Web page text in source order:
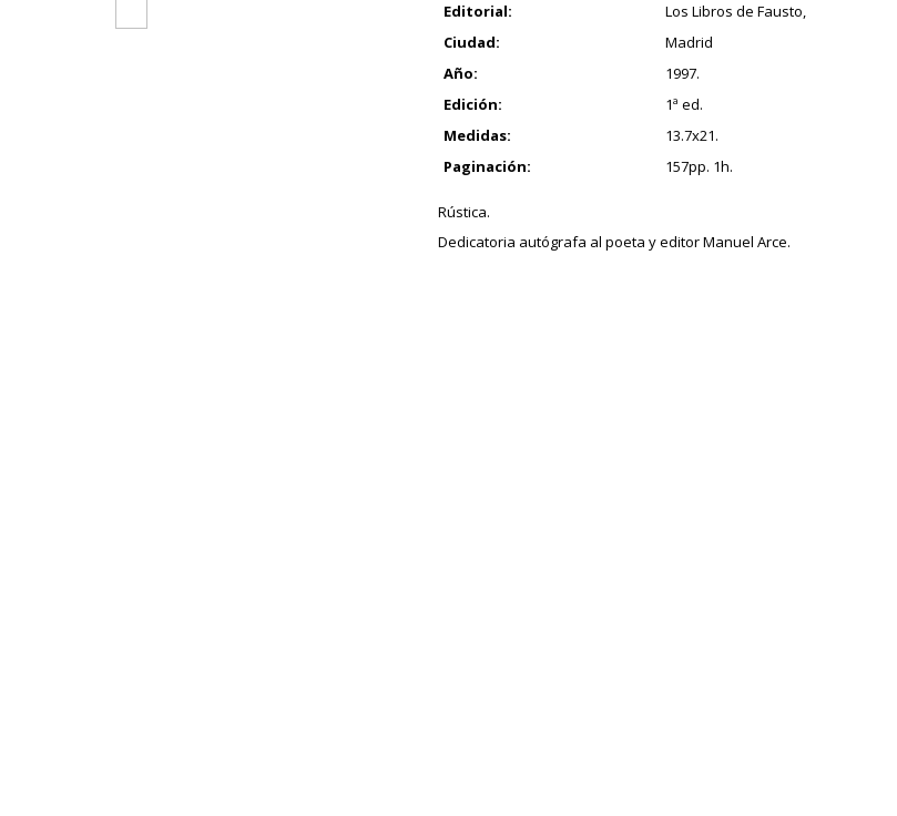
Editorial:
Los Libros de Fausto,
Ciudad:
Madrid
Año:
1997.
Edición:
1ª ed.
Medidas:
13.7x21.
Paginación:
157pp. 1h.
Rústica.
Dedicatoria autógrafa al poeta y editor Manuel Arce.